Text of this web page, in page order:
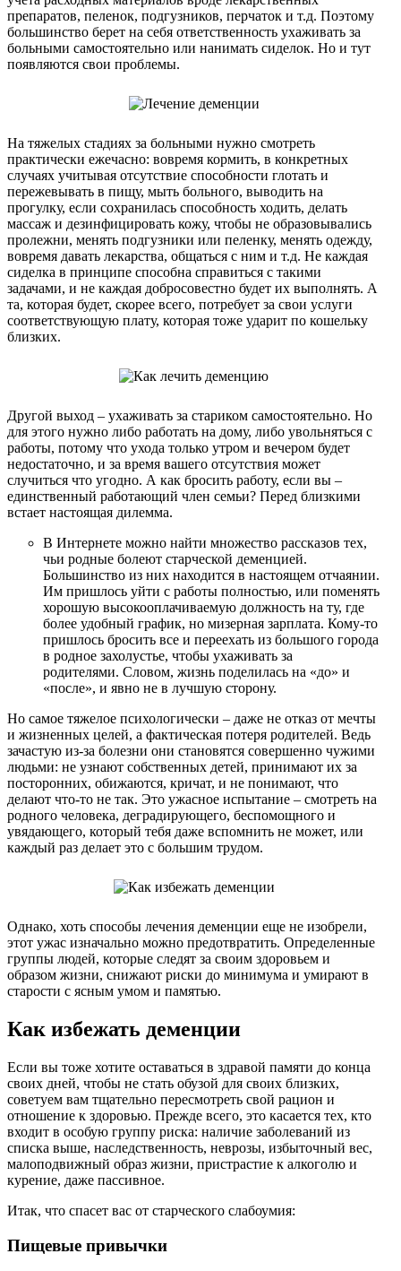
препаратов, пеленок, подгузников, перчаток и т.д. Поэтому
большинство берет на себя ответственность ухаживать за
больными самостоятельно или нанимать сиделок. Но и тут
появляются свои проблемы.
На тяжелых стадиях за больными нужно смотреть
практически ежечасно: вовремя кормить, в конкретных
случаях учитывая отсутствие способности глотать и
пережевывать в пищу, мыть больного, выводить на
прогулку, если сохранилась способность ходить, делать
массаж и дезинфицировать кожу, чтобы не образовывались
пролежни, менять подгузники или пеленку, менять одежду,
вовремя давать лекарства, общаться с ним и т.д. Не каждая
сиделка в принципе способна справиться с такими
задачами, и не каждая добросовестно будет их выполнять. А
та, которая будет, скорее всего, потребует за свои услуги
соответствующую плату, которая тоже ударит по кошельку
близких.
Другой выход – ухаживать за стариком самостоятельно. Но
для этого нужно либо работать на дому, либо увольняться с
работы, потому что ухода только утром и вечером будет
недостаточно, и за время вашего отсутствия может
случиться что угодно. А как бросить работу, если вы –
единственный работающий член семьи? Перед близкими
встает настоящая дилемма.
В Интернете можно найти множество рассказов тех,
чьи родные болеют старческой деменцией.
Большинство из них находится в настоящем отчаянии.
Им пришлось уйти с работы полностью, или поменять
хорошую высокооплачиваемую должность на ту, где
более удобный график, но мизерная зарплата. Кому-то
пришлось бросить все и переехать из большого города
в родное захолустье, чтобы ухаживать за
родителями. Словом, жизнь поделилась на «до» и
«после», и явно не в лучшую сторону.
Но самое тяжелое психологически – даже не отказ от мечты
и жизненных целей, а фактическая потеря родителей. Ведь
зачастую из-за болезни они становятся совершенно чужими
людьми: не узнают собственных детей, принимают их за
посторонних, обижаются, кричат, и не понимают, что
делают что-то не так. Это ужасное испытание – смотреть на
родного человека, деградирующего, беспомощного и
увядающего, который тебя даже вспомнить не может, или
каждый раз делает это с большим трудом.
Однако, хоть способы лечения деменции еще не изобрели,
этот ужас изначально можно предотвратить. Определенные
группы людей, которые следят за своим здоровьем и
образом жизни, снижают риски до минимума и умирают в
старости с ясным умом и памятью.
Как избежать деменции
Если вы тоже хотите оставаться в здравой памяти до конца
своих дней, чтобы не стать обузой для своих близких,
советуем вам тщательно пересмотреть свой рацион и
отношение к здоровью. Прежде всего, это касается тех, кто
входит в особую группу риска: наличие заболеваний из
списка выше, наследственность, неврозы, избыточный вес,
малоподвижный образ жизни, пристрастие к алкоголю и
курение, даже пассивное.
Итак, что спасет вас от старческого слабоумия:
Пищевые привычки